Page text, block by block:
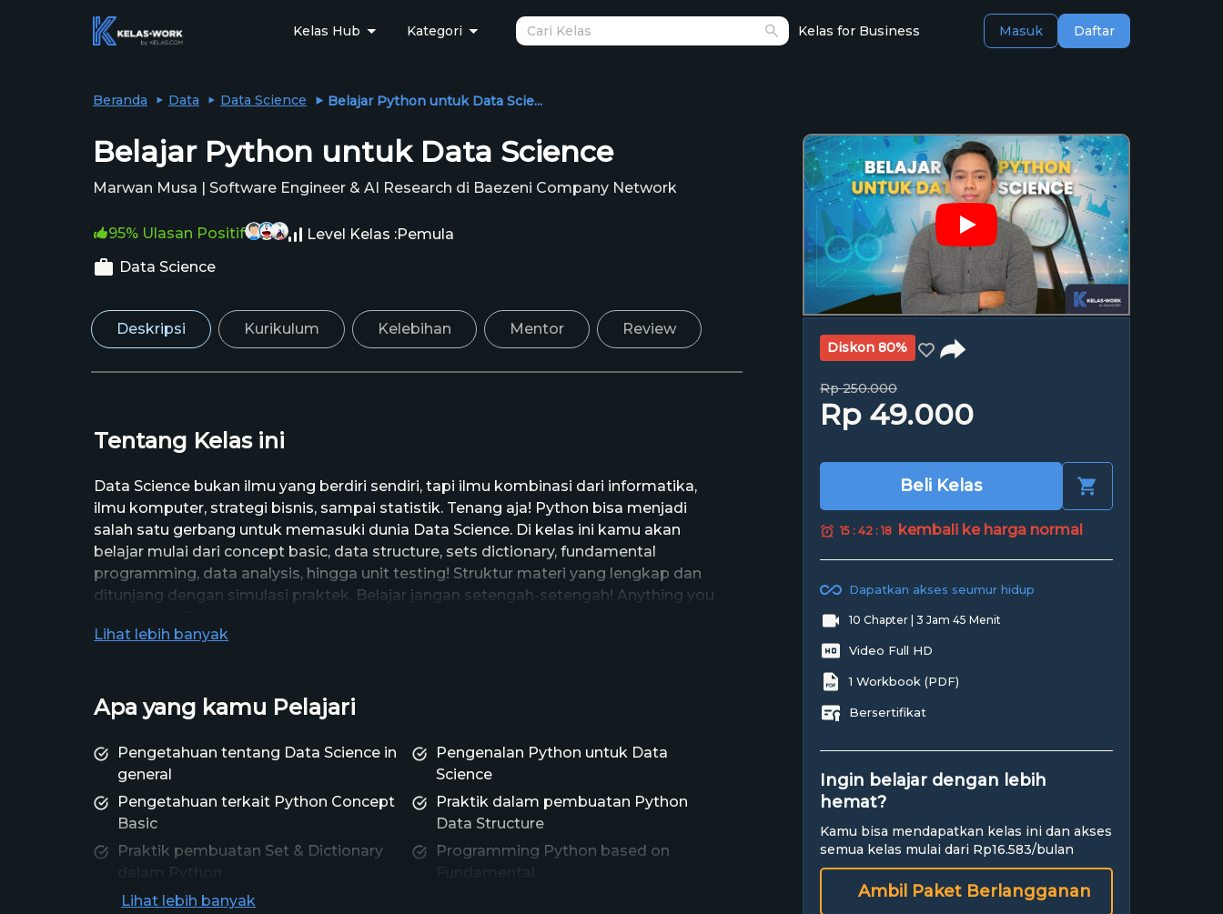
Kelas Hub Kategori Kelas for Business Masuk Daftar
Beranda Data Data Science Belajar Python untuk Data Scie...
Belajar Python untuk Data Science
Marwan Musa | Software Engineer & AI Research di Baezeni Company Network
95% Ulasan Positif Level Kelas :Pemula
Data Science
Deskripsi Kurikulum Kelebihan Mentor Review
Tentang Kelas ini
Data Science bukan ilmu yang berdiri sendiri, tapi ilmu kombinasi dari informatika,
ilmu komputer, strategi bisnis, sampai statistik. Tenang aja! Python bisa menjadi
salah satu gerbang untuk memasuki dunia Data Science. Di kelas ini kamu akan
belajar mulai dari concept basic, data structure, sets dictionary, fundamental
programming, data analysis, hingga unit testing! Struktur materi yang lengkap dan
ditunjang dengan simulasi praktek. Belajar jangan setengah-setengah! Anything you
Lihat lebih banyak
Apa yang kamu Pelajari
Pengetahuan tentang Data Science in
general
Pengenalan Python untuk Data
Science
Pengetahuan terkait Python Concept
Basic
Praktik dalam pembuatan Python
Data Structure
Praktik pembuatan Set & Dictionary
Programming Python based on
Pengimplementasian Python untuk
Lihat lebih banyak
Diskon 80%
Rp 250.000
Rp 49.000
Beli Kelas
15 : 42 : 17 kembali ke harga normal
Dapatkan akses seumur hidup
10 Chapter | 3 Jam 45 Menit
Video Full HD
1 Workbook (PDF)
Bersertifikat
Ingin belajar dengan lebih
hemat?
Kamu bisa mendapatkan kelas ini dan akses
semua kelas mulai dari Rp16.583/bulan
Ambil Paket Berlangganan